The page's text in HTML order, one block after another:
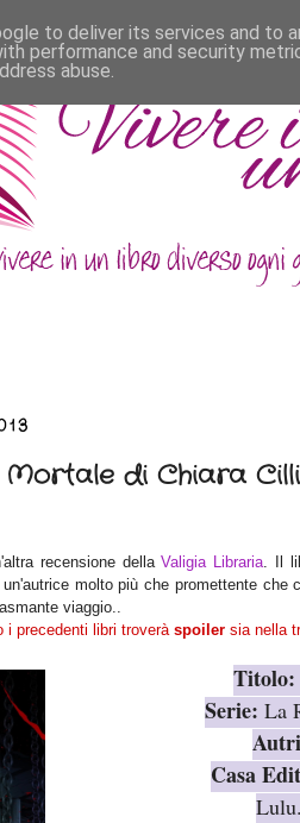
Mortale di Chiara
recensione dellaValigia Libraria. Il
un'autrice molto più che promettente che
viaggio..
i precedenti libri troverà spoilersia nella
Titolo:
Serie: La
Casa
to deliver its services and to
performance and security
abuse.